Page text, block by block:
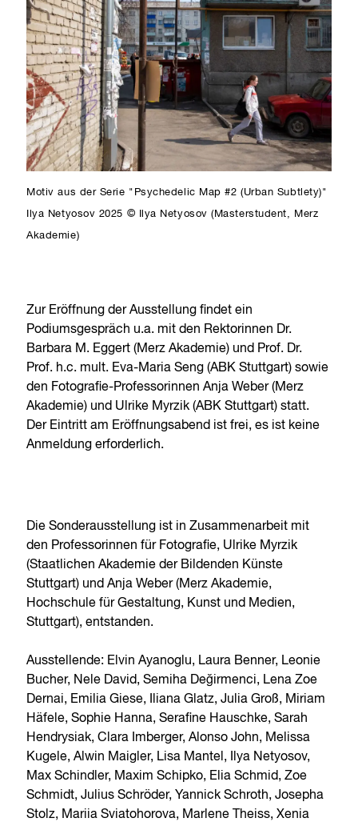
Motiv aus der Serie "Psychedelic Map #2 (Urban Subtlety)"
Ilya Netyosov 2025 © Ilya Netyosov (Masterstudent, Merz
Akademie)
Zur Eröffnung der Ausstellung findet ein
Podiumsgespräch u.a. mit den Rektorinnen Dr.
Barbara M. Eggert (Merz Akademie) und Prof. Dr.
Prof. h.c. mult. Eva-Maria Seng (ABK Stuttgart) sowie
den Fotografie-Professorinnen Anja Weber (Merz
Akademie) und Ulrike Myrzik (ABK Stuttgart) statt.
Der Eintritt am Eröffnungsabend ist frei, es ist keine
Anmeldung erforderlich.
Die Sonderausstellung ist in Zusammenarbeit mit
den Professorinnen für Fotografie, Ulrike Myrzik
(Staatlichen Akademie der Bildenden Künste
Stuttgart) und Anja Weber (Merz Akademie,
Hochschule für Gestaltung, Kunst und Medien,
Stuttgart), entstanden.
Ausstellende: Elvin Ayanoglu, Laura Benner, Leonie
Bucher, Nele David, Semiha Değirmenci, Lena Zoe
Dernai, Emilia Giese, Iliana Glatz, Julia Groß, Miriam
Häfele, Sophie Hanna, Serafine Hauschke, Sarah
Hendrysiak, Clara Imberger, Alonso John, Melissa
Kugele, Alwin Maigler, Lisa Mantel, Ilya Netyosov,
Max Schindler, Maxim Schipko, Elia Schmid, Zoe
Schmidt, Julius Schröder, Yannick Schroth, Josepha
Stolz, Mariia Sviatohorova, Marlene Theiss, Xenia